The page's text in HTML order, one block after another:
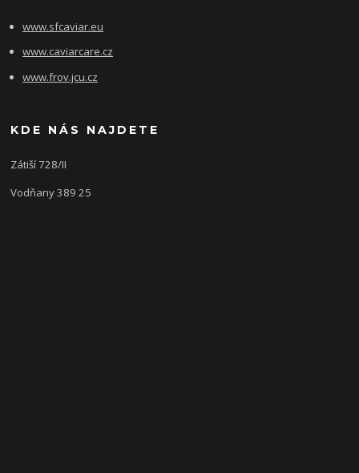
www.sfcaviar.eu
www.caviarcare.cz
www.frov.jcu.cz
KDE NÁS NAJDETE
Zátiší 728/II
Vodňany 389 25